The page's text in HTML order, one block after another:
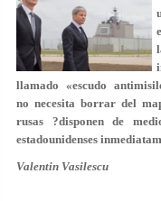
llamado «escudo
no necesita borrar del
rusas ?disponen de
estadounidenses
Valentin Vasilescu